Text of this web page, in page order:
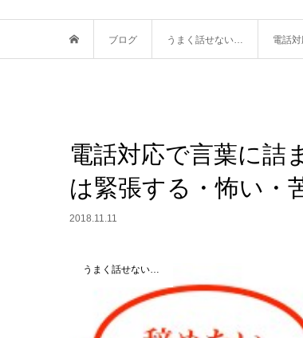
ブログ うまく話せない… 電話
電話対応で言葉に詰
は緊張する・怖い・
2018.11.11
うまく話せない…